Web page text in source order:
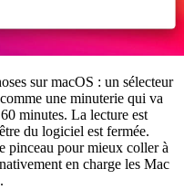
sur macOS : un sélecteur
une minuterie qui va
minutes. La lecture est
du logiciel est fermée.
pinceau pour mieux coller à
en charge les Mac